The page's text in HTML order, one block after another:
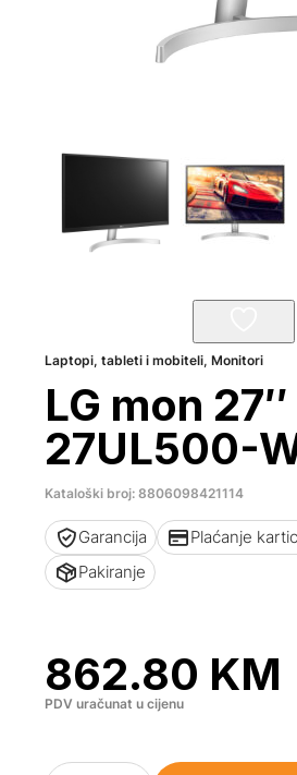
Laptopi, tableti i mobiteli,Monitori
LG mon 27″
27UL500-
Kataloški broj: 8806098421114
Garancija Plaćanje
Pakiranje
862.80 KM
PDV uračunat u cijenu